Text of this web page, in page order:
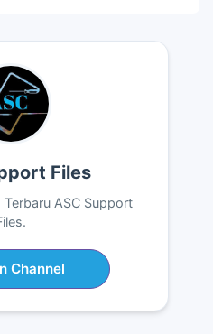
Files
ASC Support
Channel